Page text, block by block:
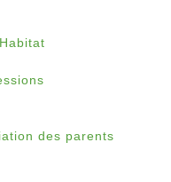
des parents